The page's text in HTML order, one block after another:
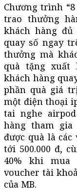
Chương trình
trao thưởng
khách hàng
quay số ngay
thưởng mà
quà tặng xuất
khách hàng
phần quà giá
một điện thoại
tai nghe
hàng tham gia
được quà là
tới 500.000 đ,
40% khi mua
voucher tài
của MB.